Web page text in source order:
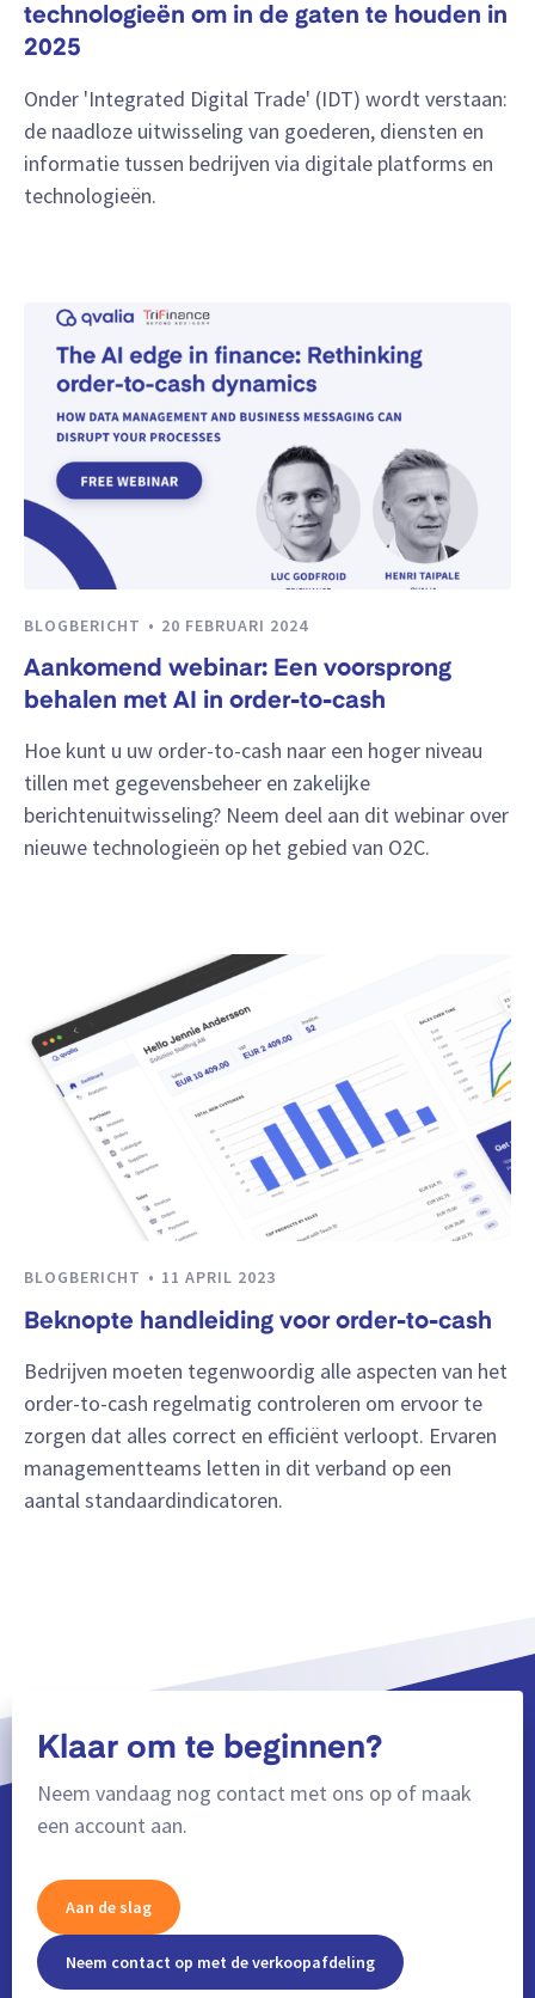
technologieën om in de gaten te houden in
2025
Onder 'Integrated Digital Trade' (IDT) wordt verstaan:
de naadloze uitwisseling van goederen, diensten en
informatie tussen bedrijven via digitale platforms en
technologieën.
BLOGBERICHT 20 FEBRUARI 2024
Aankomend webinar: Een voorsprong
behalen met AI in order-to-cash
Hoe kunt u uw order-to-cash naar een hoger niveau
tillen met gegevensbeheer en zakelijke
berichtenuitwisseling? Neem deel aan dit webinar over
nieuwe technologieën op het gebied van O2C.
BLOGBERICHT 11 APRIL 2023
Beknopte handleiding voor order-to-cash
Bedrijven moeten tegenwoordig alle aspecten van het
order-to-cash regelmatig controleren om ervoor te
zorgen dat alles correct en efficiënt verloopt. Ervaren
managementteams letten in dit verband op een
aantal standaardindicatoren.
Klaar om te beginnen?
Neem vandaag nog contact met ons op of maak
een account aan.
Aan de slag
Neem contact op met de verkoopafdeling